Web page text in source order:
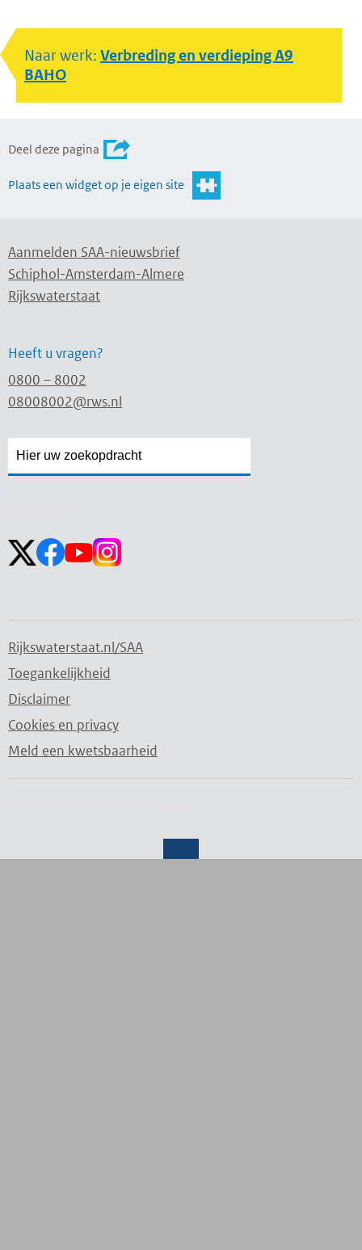
Naar werk: Verbreding en verdieping A9
BAHO
Deel deze pagina
Plaats een widget op je eigen site
Aanmelden SAA-nieuwsbrief
Schiphol-Amsterdam-Almere
Rijkswaterstaat
Heeft u vragen?
0800 – 8002
08008002@rws.nl
Rijkswaterstaat.nl/SAA
Toegankelijkheid
Disclaimer
Cookies en privacy
Meld een kwetsbaarheid